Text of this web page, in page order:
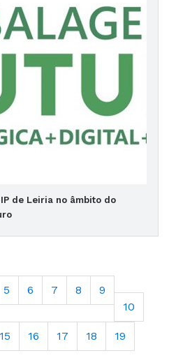
de Leiria no âmbito do
5 6 7 8
9
10
15 16 17 18 19